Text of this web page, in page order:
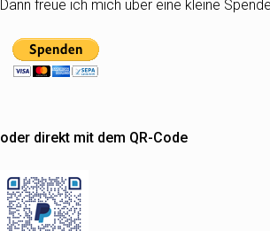
Dann freue ich mich über eine kleine
oder direkt mit dem QR-Code